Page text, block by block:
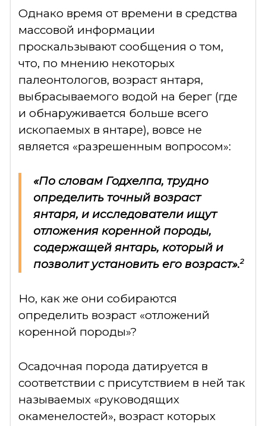
Однако время от времени в средства
массовой информации
проскальзывают сообщения о том,
что, по мнению некоторых
палеонтологов, возраст янтаря,
выбрасываемого водой на берег (где
и обнаруживается больше всего
ископаемых в янтаре), вовсе не
является «разрешенным вопросом»:
«По словам Годхелпа, трудно
определить точный возраст
янтаря, и исследователи ищут
отложения коренной породы,
содержащей янтарь, который и
позволит установить его возраст».2
Но, как же они собираются
определить возраст «отложений
коренной породы»?
Осадочная порода датируется в
соответствии с присутствием в ней так
называемых «руководящих
окаменелостей», возраст которых